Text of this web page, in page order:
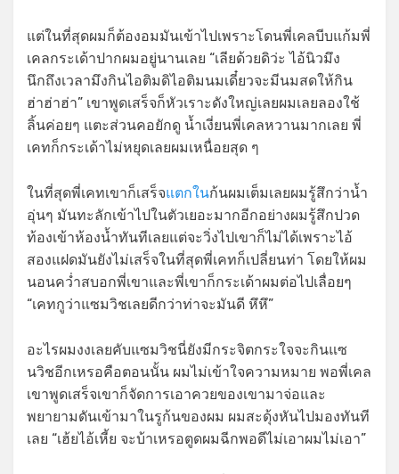
แต่ในที่สุดผมก็ต้องอมมันเข้าไปเพราะโดนพี่เคลบีบแก้มพี่
เคลกระเด้าปากผมอยู่นานเลย “เลียด้วยดิว่ะ ไอ้นิวมึง
นึกถึงเวลามึงกินไอติมดิไอติมนมเดี๋ยวจะมีนมสดให้กิน
ฮ่าฮ่าฮ่า” เขาพูดเสร็จก็หัวเราะดังใหญ่เลยผมเลยลองใช้
ลิ้นค่อยๆ แตะส่วนคอยักดู น้ำเงี่ยนพี่เคลหวานมากเลย พี่
เคทก็กระเด้าไม่หยุดเลยผมเหนื่อยสุด ๆ
ในที่สุดพี่เคทเขาก็เสร็จแตกในก้นผมเต็มเลยผมรู้สึกว่าน้ำ
อุ่นๆ มันทะลักเข้าไปในตัวเยอะมากอีกอย่างผมรู้สึกปวด
ท้องเข้าห้องน้ำทันทีเลยแต่จะวิ่งไปเขาก็ไม่ได้เพราะไอ้
สองแฝดมันยังไม่เสร็จในที่สุดพี่เคทก็เปลี่ยนท่า โดยให้ผม
นอนคว่ำสบอกพี่เขาและพี่เขาก็กระเด้าผมต่อไปเลื่อยๆ
“เคทกูว่าแซมวิชเลยดีกว่าท่าจะมันดี หึหึ”
อะไรผมงงเลยคับแซมวิชนี่ยังมีกระจิตกระใจจะกินแซ
นวิชอีกเหรอคือตอนนั้น ผมไม่เข้าใจความหมาย พอพี่เคล
เขาพูดเสร็จเขาก็จัดการเอาควยของเขามาจ่อและ
พยายามดันเข้ามาในรูก้นของผม ผมสะดุ้งหันไปมองทันที
เลย “เฮ้ยไอ้เหี้ย จะบ้าเหรอตูดผมฉีกพอดีไม่เอาผมไม่เอา”